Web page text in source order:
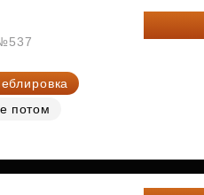
потом